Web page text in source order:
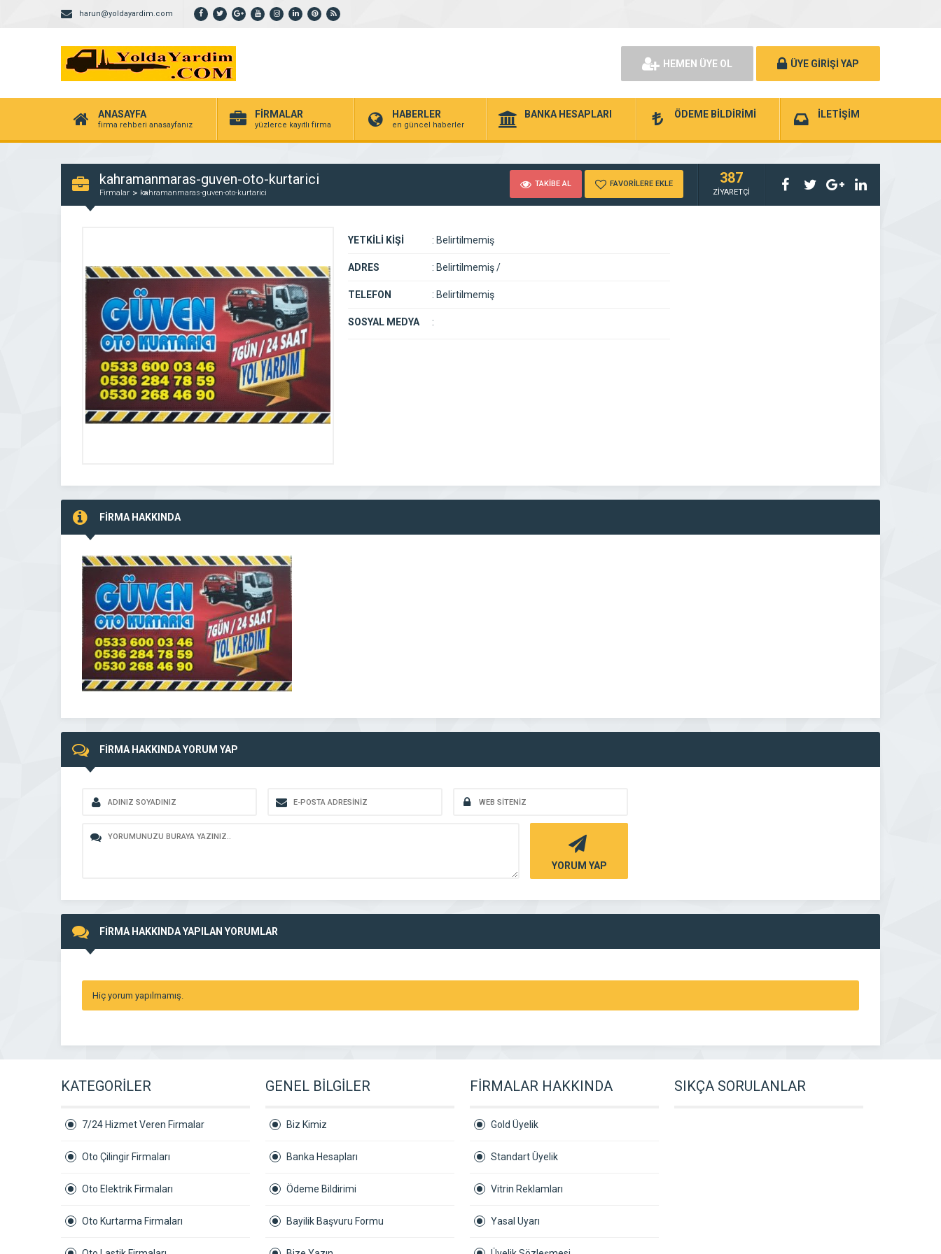
harun@yoldayardim.com
HEMEN ÜYE OL ÜYE GİRİŞİ YAP
ANASAYFA
firma rehberi anasayfanız
FİRMALAR
yüzlerce kayıtlı firma
HABERLER
en güncel haberler
BANKA HESAPLARI ÖDEME BİLDİRİMİ İLETİŞİM
kahramanmaras-guven-oto-kurtarici
Firmalar kahramanmaras-guven-oto-kurtarici
TAKİBE AL FAVORİLERE EKLE 387
ZİYARETÇİ
YETKİLİ KİŞİ : Belirtilmemiş
ADRES : Belirtilmemiş /
TELEFON : Belirtilmemiş
SOSYAL MEDYA :
FİRMA HAKKINDA
FİRMA HAKKINDA YORUM YAP
YORUM YAP
FİRMA HAKKINDA YAPILAN YORUMLAR
Hiç yorum yapılmamış.
KATEGORİLER
7/24 Hizmet Veren Firmalar
Oto Çilingir Firmaları
Oto Elektrik Firmaları
Oto Kurtarma Firmaları
GENEL BİLGİLER
Biz Kimiz
Banka Hesapları
Ödeme Bildirimi
Bayilik Başvuru Formu
FİRMALAR HAKKINDA
Gold Üyelik
Standart Üyelik
Vitrin Reklamları
Yasal Uyarı
SIKÇA SORULANLAR